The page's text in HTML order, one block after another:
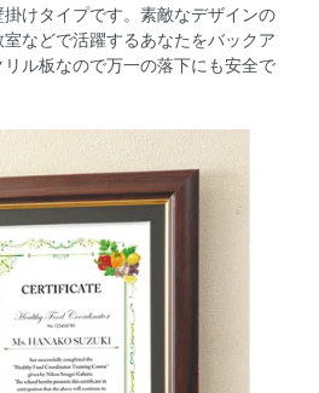
けタイプです。素敵なデザインの
などで活躍するあなたをバックア
ル板なので万一の落下にも安全で